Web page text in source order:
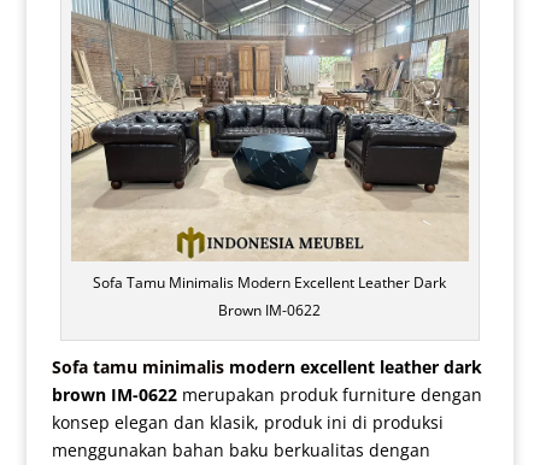
Sofa Tamu Minimalis Modern Excellent Leather Dark
Brown IM-0622
Sofa tamu minimalismodern excellent leather dark
brown IM-0622merupakan produk furniture dengan
konsep elegan dan klasik, produk ini di produksi
menggunakan bahan baku berkualitas dengan